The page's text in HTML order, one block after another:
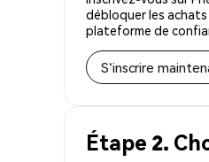
débloquer les
plateforme de
S'inscrire
Étape 2.